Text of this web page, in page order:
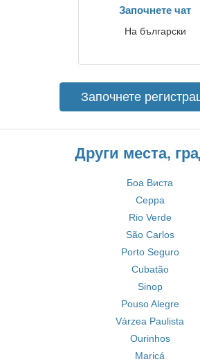
Започнете чат
На български
Започнете
Други места,
Боа Виста
Серра
Rio Verde
São Carlos
Porto Seguro
Cubatão
Sinop
Pouso Alegre
Várzea Paulista
Ourinhos
Maricá